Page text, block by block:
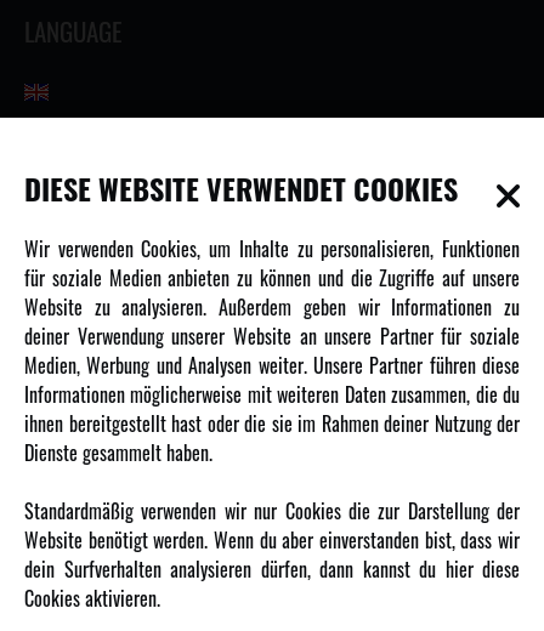
LANGUAGE
INFORMATIONEN
Newsletter
Über uns
Karriere
Amewi Kataloge
MEHR VON AMEWI
AMXRacing - Qualitäts RC-Zubehör
Amewi Construction - Nutzfahrzeuge
Malinos - Die kreative Seite von Amewi
Werden Sie Amewi Händler
DIESE WEBSITE VERWENDET COOKIES
Wir verwenden Cookies, um Inhalte zu personalisieren, Funktionen
für soziale Medien anbieten zu können und die Zugriffe auf unsere
Website zu analysieren. Außerdem geben wir Informationen zu
deiner Verwendung unserer Website an unsere Partner für soziale
Medien, Werbung und Analysen weiter. Unsere Partner führen diese
Informationen möglicherweise mit weiteren Daten zusammen, die du
ihnen bereitgestellt hast oder die sie im Rahmen deiner Nutzung der
Dienste gesammelt haben.
Standardmäßig verwenden wir nur Cookies die zur Darstellung der
Website benötigt werden. Wenn du aber einverstanden bist, dass wir
dein Surfverhalten analysieren dürfen, dann kannst du hier diese
Cookies aktivieren.